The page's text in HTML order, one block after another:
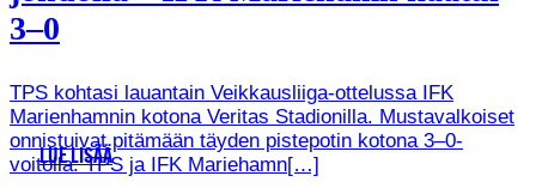
3–0
TPS kohtasi lauantain Veikkausliiga-ottelussa IFK
Marienhamnin kotona Veritas Stadionilla. Mustavalkoiset
onnistuivat pitämään täyden pistepotin kotona 3–0-
voitolla. TPS ja IFK Mariehamn[…]
LUE LISÄÄ